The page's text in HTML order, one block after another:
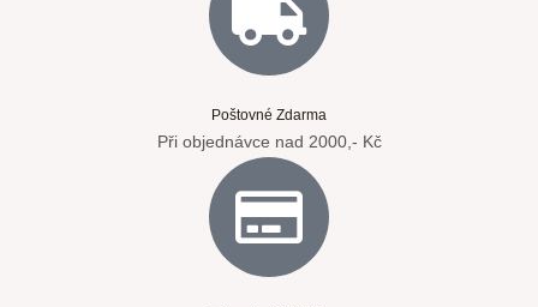
Poštovné Zdarma
Při objednávce nad 2000,- Kč